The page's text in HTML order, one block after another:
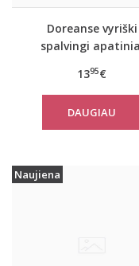
Doreanse vyriški
spalvingi
1395€
DAUGIAU
Naujiena